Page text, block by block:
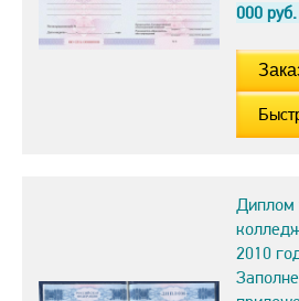
000 руб.
Диплом
2010